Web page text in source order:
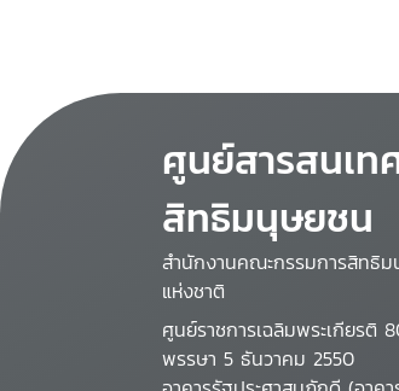
ศูนย์สารสนเท
สิทธิมนุษยชน
สำนักงานคณะกรรมการสิทธิ
แห่งชาติ
ศูนย์ราชการเฉลิมพระเกียรติ
พรรษา 5 ธันวาคม 2550